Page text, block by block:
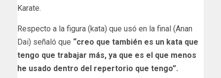
Karate.
Respecto a la figura (kata) que usó en la final (Anan
Dai) señaló que “creo que también es un kata que
tengo que trabajar más, ya que es el que menos
he usado dentro del repertorio que tengo”.